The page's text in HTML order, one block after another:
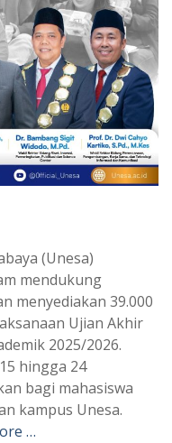
(Unesa)
mendukung
menyediakan 39.000
Ujian Akhir
2025/2026.
hingga 24
bagi mahasiswa
kampus Unesa.
…